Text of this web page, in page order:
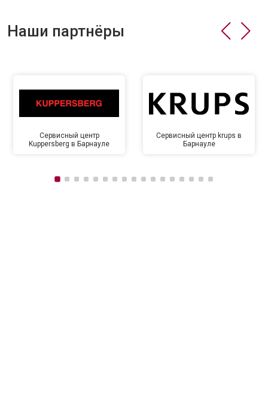
Наши партнёры
Сервисный центр
Kuppersberg в Барнауле
Сервисный центр krups в
Барнауле